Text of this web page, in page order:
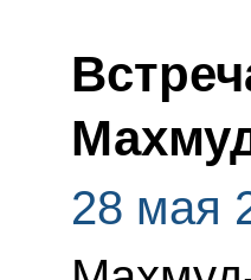
28 мая